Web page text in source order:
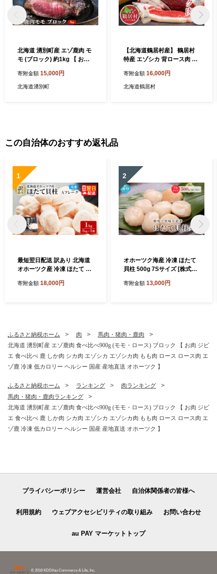
北海道 湧別町産 エゾ鹿肉 モ
モ (ブロック) 約1kg 【 お肉
シカ エゾシカ肉 もも肉 エゾ
鹿 冷凍 低カロリー ヘルシー
寄附金額 15,000円
北海道湧別町
【北海道鶴居村産】 鶴居村
特産 エゾシカ 背ロース肉 ブ
北海道産 ジビエ 厳選 熟成 鹿
肉 ヘルシー 低カロリー 焼肉
寄附金額 16,000円
北海道鶴居村
この自治体のおすすめ返礼品
1
最短翌日配送 訳あり 北海道
オホーツク産 冷凍 ほたて 貝
ランキング 海鮮 刺身 冷凍ふ
寄附金額 18,000円
2
オホーツク海産 冷凍 ほたて
貝柱 500g 7Sサイズ [株式会
身 玉冷 海鮮 魚介 魚貝類 生
寄附金額 13,000円
ふるさと納税ホーム 肉
馬肉・猪肉・鹿肉
北海道 湧別町産 エゾ鹿肉 食べ比べ900g (モモ・ロース) ブロック 【 お肉 ジビ
エ 食べ比べ 鹿 しか肉 シカ肉 エゾシカ エゾシカ肉 もも肉 ロース ロース肉 エ
ゾ鹿 冷凍 低カロリー ヘルシー 国産 産地直送 オホーツク 】
ふるさと納税ホーム ランキング
肉ランキング
馬肉・猪肉・鹿肉ランキング
北海道 湧別町産 エゾ鹿肉 食べ比べ900g (モモ・ロース) ブロック 【 お肉 ジビ
エ 食べ比べ 鹿 しか肉 シカ肉 エゾシカ エゾシカ肉 もも肉 ロース ロース肉 エ
ゾ鹿 冷凍 低カロリー ヘルシー 国産 産地直送 オホーツク 】
プライバシーポリシー 運営会社 自治体関係者の皆様へ
利用規約 ウェブアクセシビリティの取り組み お問い合わせ
au PAY マーケットトップ
© 2016 KDDI/au Commerce & Life, Inc.